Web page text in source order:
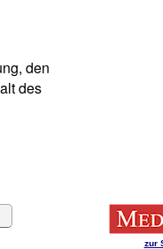
den
des
zur